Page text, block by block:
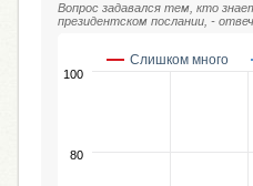
Вопрос задавался тем, кто
президентском послании, -
Слишком много
80
100